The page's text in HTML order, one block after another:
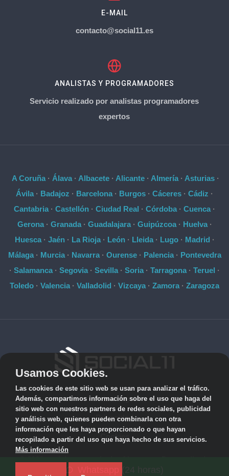
E-MAIL
contacto@social11.es
ANALISTAS Y PROGRAMADORES
Servicio realizado por analistas programadores
expertos
A Coruña· Álava· Albacete· Alicante· Almería· Asturias·
Ávila · Badajoz · Barcelona · Burgos · Cáceres · Cádiz ·
Cantabria · Castellón · Ciudad Real · Córdoba · Cuenca ·
Gerona· Granada· Guadalajara· Guipúzcoa· Huelva·
Huesca· Jaén· La Rioja· León· Lleida· Lugo· Madrid ·
Málaga· Murcia· Navarra· Ourense· Palencia· Pontevedra
· Salamanca · Segovia · Sevilla · Soria · Tarragona · Teruel ·
Toledo · Valencia · Valladolid · Vizcaya · Zamora · Zaragoza
Aviso Legal
Privacidad
Cookies
Usamos Cookies.
Las cookies de este sitio web se usan para analizar el tráfico.
Además, compartimos información sobre el uso que haga del
sitio web con nuestros partners de redes sociales, publicidad
y análisis web, quienes pueden combinarla con otra
información que les haya proporcionado o que hayan
recopilado a partir del uso que haya hecho de sus servicios.
Más información